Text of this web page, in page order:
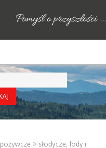
> słodycze, lody i